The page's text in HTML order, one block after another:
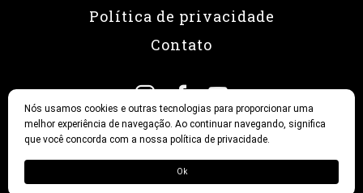
Política de privacidade
Contato
Nós usamos cookies e outras tecnologias para proporcionar uma
melhor experiência de navegação. Ao continuar navegando, significa
que você concorda com a nossa política de privacidade.
Ok